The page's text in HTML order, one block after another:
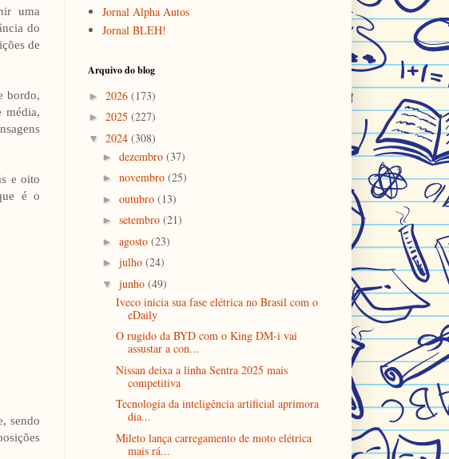
uma
do
de
bordo,
média,
e oito
é o
sendo
Jornal Alpha Autos
Jornal BLEH!
Arquivo do blog
► 2026 (173)
► 2025 (227)
▼ 2024 (308)
► dezembro (37)
► novembro (25)
► outubro (13)
► setembro (21)
► agosto (23)
► julho (24)
▼ junho (49)
Iveco inicia sua fase elétrica no Brasil com o
eDaily
O rugido da BYD com o King DM-i vai
assustar a con...
Nissan deixa a linha Sentra 2025 mais
competitiva
Tecnologia da inteligência artificial aprimora
dia...
Mileto lança carregamento de moto elétrica
mais rá...